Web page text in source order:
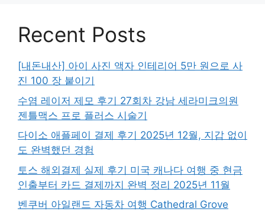
Recent Posts
[내돈내산] 아이 사진 액자 인테리어 5만 원으로 사
진 100 장 붙이기
수염 레이저 제모 후기 27회차 강남 세라미크의원
젠틀맥스 프로 플러스 시술기
다이소 애플페이 결제 후기 2025년 12월, 지갑 없이
도 완벽했던 경험
토스 해외결제 실제 후기 미국 캐나다 여행 중 현금
인출부터 카드 결제까지 완벽 정리 2025년 11월
벤쿠버 아일랜드 자동차 여행 Cathedral Grove